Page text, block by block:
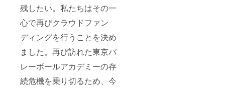
残したい。私たちはその一
心で再びクラウドファン
ディングを行うことを決め
ました。再び訪れた東京バ
レーボールアカデミーの存
続危機を乗り切るため、今